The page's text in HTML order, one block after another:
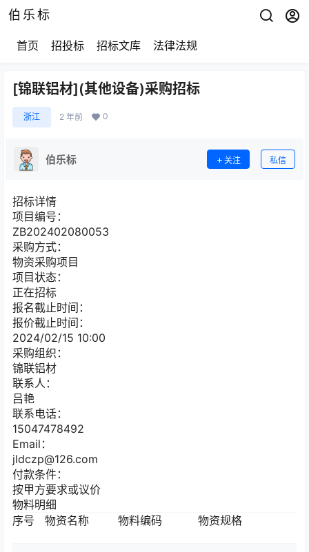
伯乐标
首页 招投标 招标文库 法律法规
[锦联铝材](其他设备)采购招标
浙江 2 年前 0
伯乐标 关注 私信
招标详情
项目编号：
ZB202402080053
采购方式：
物资采购项目
项目状态：
正在招标
报名截止时间：
报价截止时间：
2024/02/15 10:00
采购组织：
锦联铝材
联系人：
吕艳
联系电话：
15047478492
Email：
jldczp@126.com
付款条件：
按甲方要求或议价
物料明细
序号
物资名称 物料编码 物资规格